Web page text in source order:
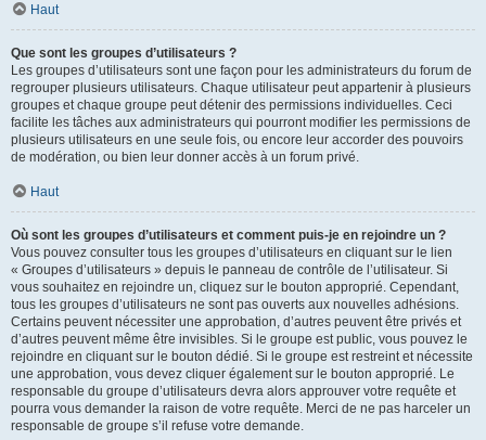
Haut
Que sont les groupes d’utilisateurs ?
Les groupes d’utilisateurs sont une façon pour les administrateurs du forum de
regrouper plusieurs utilisateurs. Chaque utilisateur peut appartenir à plusieurs
groupes et chaque groupe peut détenir des permissions individuelles. Ceci
facilite les tâches aux administrateurs qui pourront modifier les permissions de
plusieurs utilisateurs en une seule fois, ou encore leur accorder des pouvoirs
de modération, ou bien leur donner accès à un forum privé.
Haut
Où sont les groupes d’utilisateurs et comment puis-je en rejoindre un ?
Vous pouvez consulter tous les groupes d’utilisateurs en cliquant sur le lien
« Groupes d’utilisateurs » depuis le panneau de contrôle de l’utilisateur. Si
vous souhaitez en rejoindre un, cliquez sur le bouton approprié. Cependant,
tous les groupes d’utilisateurs ne sont pas ouverts aux nouvelles adhésions.
Certains peuvent nécessiter une approbation, d’autres peuvent être privés et
d’autres peuvent même être invisibles. Si le groupe est public, vous pouvez le
rejoindre en cliquant sur le bouton dédié. Si le groupe est restreint et nécessite
une approbation, vous devez cliquer également sur le bouton approprié. Le
responsable du groupe d’utilisateurs devra alors approuver votre requête et
pourra vous demander la raison de votre requête. Merci de ne pas harceler un
responsable de groupe s’il refuse votre demande.